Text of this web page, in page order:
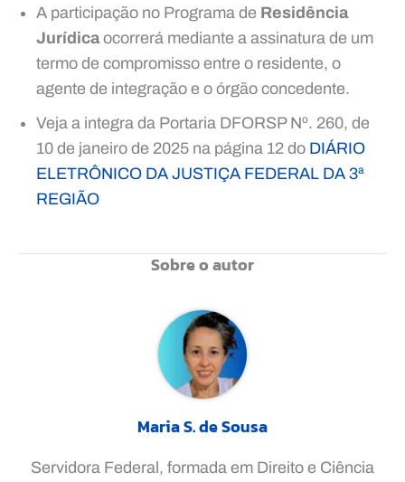
A participação no Programa de Residência
Jurídicaocorrerá mediante a assinatura de um
termo de compromisso entre o residente, o
agente de integração e o órgão concedente.
Veja a integra da Portaria DFORSP Nº. 260, de
10 de janeiro de 2025 na página 12 do DIÁRIO
ELETRÔNICO DA JUSTIÇA FEDERAL DA 3ª
REGIÃO
Sobre o autor
Maria S. de Sousa
Servidora Federal, formada em Direito e Ciência